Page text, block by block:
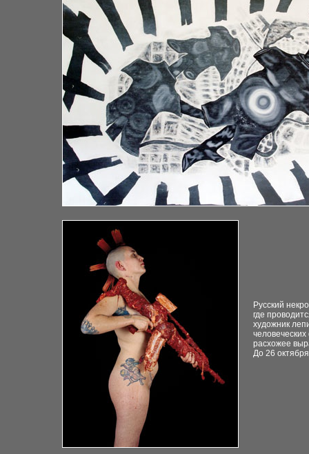
Русский
где
художник
расхожее
До 26